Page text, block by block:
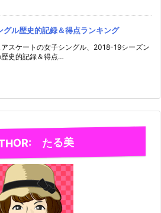
グル歴史的記録＆得点ランキング
スケートの女子シングル、2018-19シーズン
史的記録＆得点…
たる美